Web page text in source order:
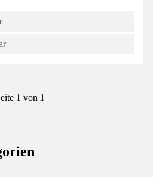
1 von 1